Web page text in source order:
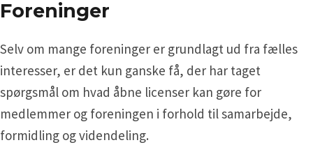
Foreninger
Selv om mange foreninger er grundlagt ud fra fælles
interesser, er det kun ganske få, der har taget
spørgsmål om hvad åbne licenser kan gøre for
medlemmer og foreningen i forhold til samarbejde,
formidling og videndeling.